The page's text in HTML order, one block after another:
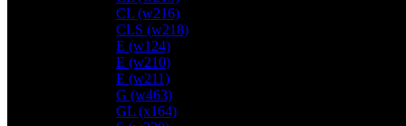
CL (w216)
CLS (w218)
E (w124)
E (w210)
E (w211)
G (w463)
GL (x164)